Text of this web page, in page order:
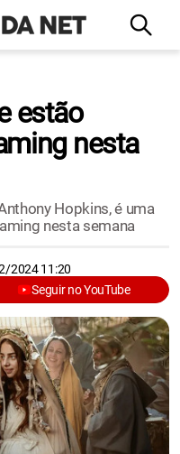
estão
nesta
Hopkins, é uma
nesta semana
2024 11:20
Seguir no YouTube